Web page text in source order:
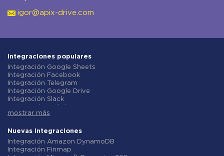
igor@apix-drive.com
Integraciones populares
Integración Google Sheets
Integración Facebook
Integración Telegram
Integración Google Drive
Integración Slack
Integración Gmail
Integración ClickUp
Integración Airtable
Integración Google Contacts
mostrar más
Nuevas integraciones
Integración Amazon DynamoDB
Integración Finmap